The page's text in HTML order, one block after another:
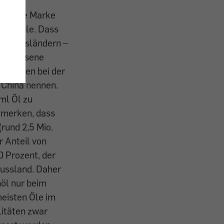
Marke
Dass
–
bei der
nennen.
Öl zu
dass
2,5 Mio.
Anteil von
Prozent, der
Daher
nur beim
Öle im
zwar